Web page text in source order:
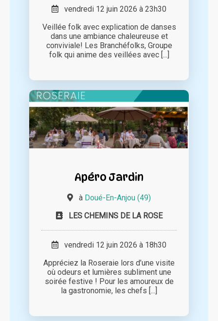
vendredi 12 juin 2026 à 23h30
Veillée folk avec explication de danses
dans une ambiance chaleureuse et
conviviale! Les Branchéfolks, Groupe
folk qui anime des veillées avec [...]
Apéro Jardin
à Doué-En-Anjou (49)
LES CHEMINS DE LA ROSE
vendredi 12 juin 2026 à 18h30
Appréciez la Roseraie lors d’une visite
où odeurs et lumières subliment une
soirée festive ! Pour les amoureux de
la gastronomie, les chefs [...]